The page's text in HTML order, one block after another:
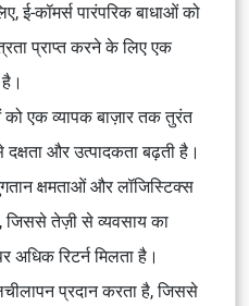
ई-कॉमर्स पारंपरिक बाधाओं को
प्राप्त करने के लिए एक
को एक व्यापक बाज़ार तक तुरंत
और उत्पादकता बढ़ती है।
क्षमताओं और लॉजिस्टिक्स
तेज़ी से व्यवसाय का
अधिक रिटर्न मिलता है।
प्रदान करता है, जिससे